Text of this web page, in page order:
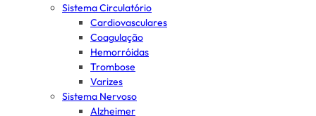
Sistema Circulatório
Cardiovasculares
Coagulação
Hemorróidas
Trombose
Varizes
Sistema Nervoso
Alzheimer